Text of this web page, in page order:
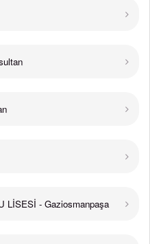
LİSESİ - Gaziosmanpaşa